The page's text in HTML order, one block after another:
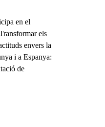
en el
els
envers la
i a Espanya:
de